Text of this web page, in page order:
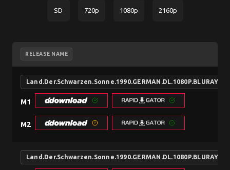
SD 720p 1080p 2160p
RELEASE NAME
M1
M2